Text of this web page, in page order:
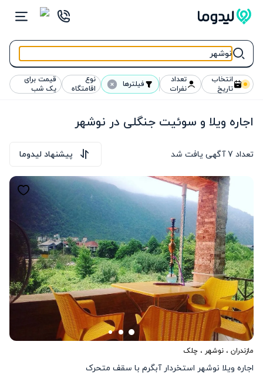
انتخاب
تاریخ
تعداد
نفرات فیلترها نوع
اقامتگاه
قیمت برای
یک شب
اجاره ویلا و سوئیت جنگلی در نوشهر
تعداد 7آگهی یافت شد پیشنهاد لیدوما
مازندران ، نوشهر ، چلک
اجاره ویلا نوشهر استخردار آبگرم با سقف متحرک